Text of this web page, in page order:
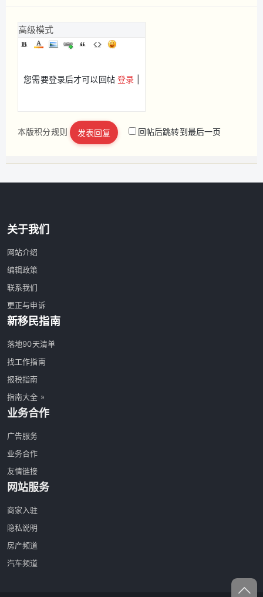
高级模式
您需要登录后才可以回帖登录
立即注册
本版积分规则 发表回复 回帖后跳转到最后一页
关于我们
网站介绍
编辑政策
联系我们
更正与申诉
新移民指南
落地90天清单
找工作指南
报税指南
指南大全 »
业务合作
广告服务
业务合作
友情链接
网站服务
商家入驻
隐私说明
房产频道
汽车频道